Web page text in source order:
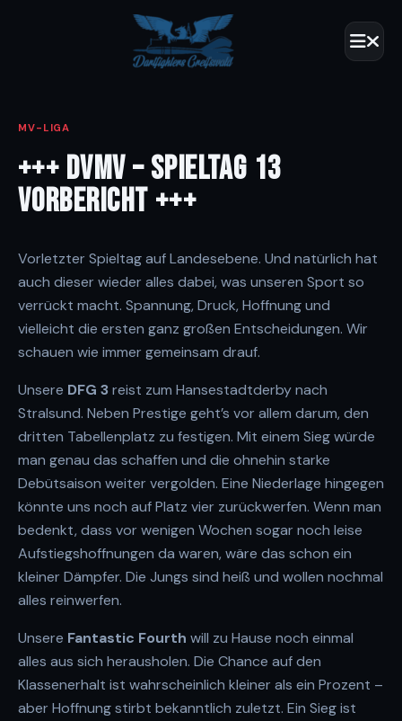
MV-LIGA
+++ DVMV – SPIELTAG 13
VORBERICHT +++
Vorletzter Spieltag auf Landesebene. Und natürlich hat
auch dieser wieder alles dabei, was unseren Sport so
verrückt macht. Spannung, Druck, Hoffnung und
vielleicht die ersten ganz großen Entscheidungen. Wir
schauen wie immer gemeinsam drauf.
Unsere DFG 3reist zum Hansestadtderby nach
Stralsund. Neben Prestige geht’s vor allem darum, den
dritten Tabellenplatz zu festigen. Mit einem Sieg würde
man genau das schaffen und die ohnehin starke
Debütsaison weiter vergolden. Eine Niederlage hingegen
könnte uns noch auf Platz vier zurückwerfen. Wenn man
bedenkt, dass vor wenigen Wochen sogar noch leise
Aufstiegshoffnungen da waren, wäre das schon ein
kleiner Dämpfer. Die Jungs sind heiß und wollen nochmal
alles reinwerfen.
Unsere Fantastic Fourth will zu Hause noch einmal
alles aus sich herausholen. Die Chance auf den
Klassenerhalt ist wahrscheinlich kleiner als ein Prozent –
aber Hoffnung stirbt bekanntlich zuletzt. Ein Sieg ist